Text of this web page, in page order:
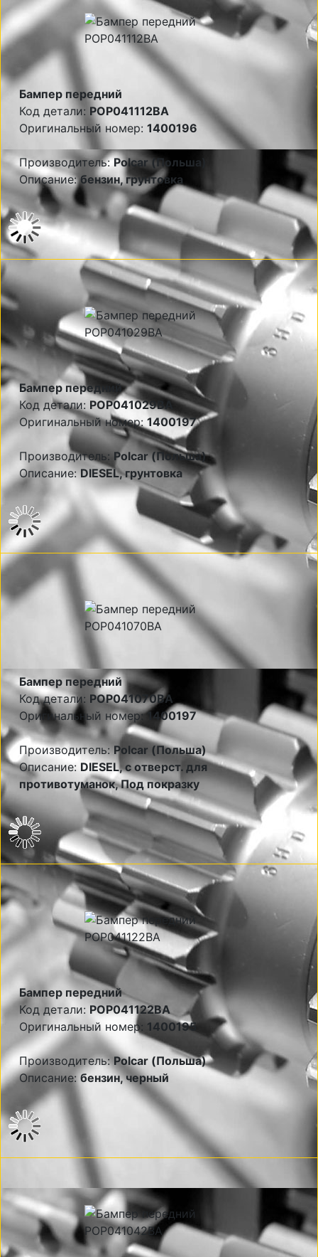
Бампер передний
Код детали: POP041112BA
Оригинальный номер: 1400196
Производитель:Polcar (Польша)
Описание:бензин, грунтовка
Бампер передний
Код детали: POP041029BA
Оригинальный номер: 1400197
Производитель: Polcar (Польша)
Описание:DIESEL, грунтовка
Бампер передний
Код детали: POP041070BA
Оригинальный номер:1400197
Производитель:Polcar (Польша)
Описание: DIESEL, с отверст. для
противотуманок, Под покразку
Бампер передний
Код детали: POP041122BA
Оригинальный номер: 1400195
Производитель:Polcar (Польша)
Описание: бензин, черный